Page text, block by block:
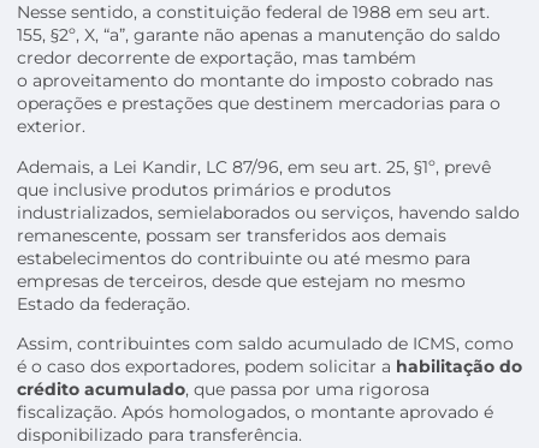
Nesse sentido, a constituição federal de 1988 em seu art.
155, §2º, X, “a”, garante não apenas a manutenção do saldo
credor decorrente de exportação, mas também
o aproveitamento do montante do imposto cobrado nas
operações e prestações que destinem mercadorias para o
exterior.
Ademais, a Lei Kandir, LC 87/96, em seu art. 25, §1º, prevê
que inclusive produtos primários e produtos
industrializados, semielaborados ou serviços, havendo saldo
remanescente, possam ser transferidos aos demais
estabelecimentos do contribuinte ou até mesmo para
empresas de terceiros, desde que estejam no mesmo
Estado da federação.
Assim, contribuintes com saldo acumulado de ICMS, como
é o caso dos exportadores, podem solicitar a habilitação do
crédito acumulado, que passa por uma rigorosa
fiscalização. Após homologados, o montante aprovado é
disponibilizado para transferência.